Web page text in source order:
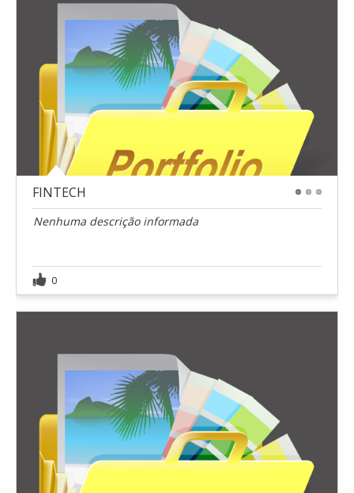
FINTECH
Nenhuma descrição informada
0